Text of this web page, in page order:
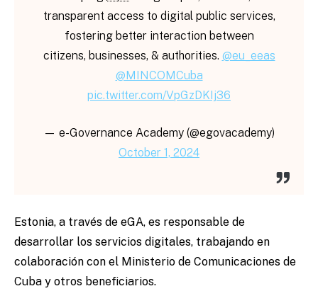
transparent access to digital public services,
fostering better interaction between
citizens, businesses, & authorities. @eu_eeas
@MINCOMCuba
pic.twitter.com/VpGzDKIj36
— e-Governance Academy (@egovacademy)
October 1, 2024
Estonia, a través de eGA, es responsable de
desarrollar los servicios digitales, trabajando en
colaboración con el Ministerio de Comunicaciones de
Cuba y otros beneficiarios.